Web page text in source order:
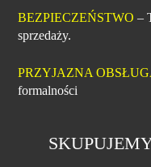
BEZPIECZEŃSTWO –
sprzedaży.
PRZYJAZNA
formalności